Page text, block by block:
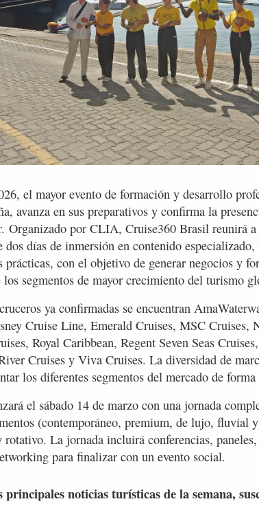
el mayor evento de formación y desarrollo
avanza en sus preparativos y confirma la
Organizado por CLIA, Cruise360 Brasil reunirá a
dos días de inmersión en contenido
prácticas, con el objetivo de generar negocios y
segmentos de mayor crecimiento del turismo
ya confirmadas se encuentran
Cruise Line, Emerald Cruises, MSC Cruises,
Royal Caribbean, Regent Seven Seas
Cruises y Viva Cruises. La diversidad de
los diferentes segmentos del mercado de
el sábado 14 de marzo con una jornada
(contemporáneo, premium, de lujo, fluvial
La jornada incluirá conferencias,
para finalizar con un evento social.
principales noticias turísticas de la semana,